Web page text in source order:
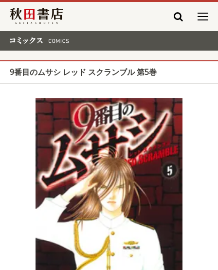
秋田書店
9番目のムサシ レッド スクランブル 第5巻